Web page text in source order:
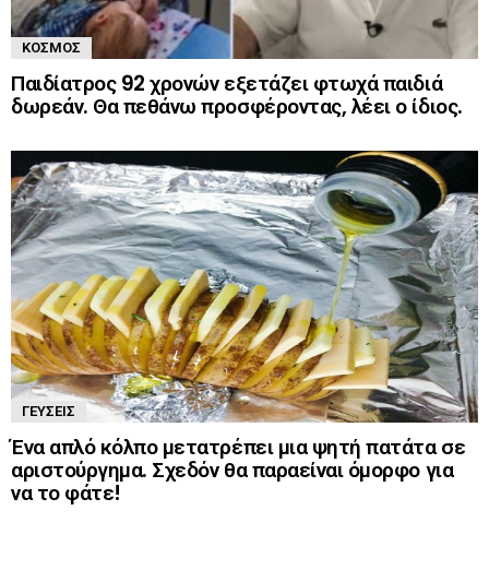
ΚΌΣΜΟΣ
Παιδίατρος 92 χρονών εξετάζει φτωχά παιδιά
δωρεάν. Θα πεθάνω προσφέροντας, λέει ο ίδιος.
ΓΕΎΣΕΙΣ
Ένα απλό κόλπο μετατρέπει μια ψητή πατάτα σε
αριστούργημα. Σχεδόν θα παραείναι όμορφο για
να το φάτε!